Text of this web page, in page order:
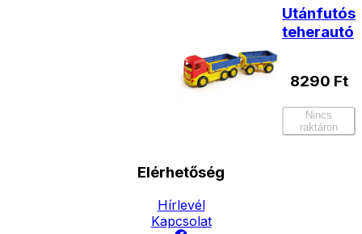
Utánfutós
teherautó
8290 Ft
Nincs
raktáron
Elérhetőség
Hírlevél
Kapcsolat